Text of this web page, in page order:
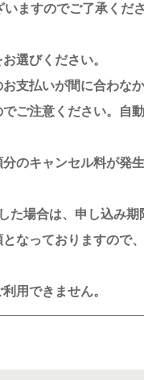
ますのでご了承くだ
選びください。
支払いが間に合わな
ご注意ください。自
のキャンセル料が発生
た場合は、申し込み期
なっておりますので
用できません。